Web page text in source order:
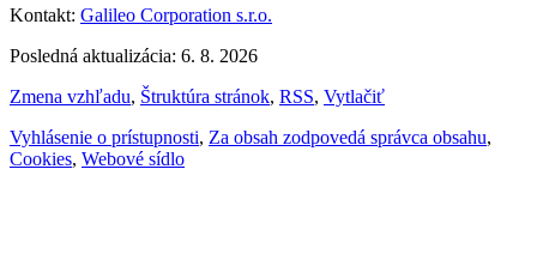
Kontakt: Galileo Corporation s.r.o.
Posledná aktualizácia: 6. 8. 2026
Zmena vzhľadu, Štruktúra stránok, RSS, Vytlačiť
Vyhlásenie o prístupnosti, Za obsah zodpovedá správca obsahu,
Cookies, Webové sídlo